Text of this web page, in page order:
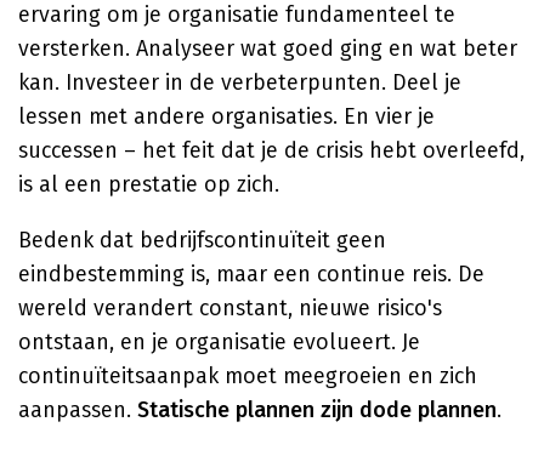
ervaring om je organisatie fundamenteel te
versterken. Analyseer wat goed ging en wat beter
kan. Investeer in de verbeterpunten. Deel je
lessen met andere organisaties. En vier je
successen – het feit dat je de crisis hebt overleefd,
is al een prestatie op zich.
Bedenk dat bedrijfscontinuïteit geen
eindbestemming is, maar een continue reis. De
wereld verandert constant, nieuwe risico's
ontstaan, en je organisatie evolueert. Je
continuïteitsaanpak moet meegroeien en zich
aanpassen. Statische plannen zijn dode plannen.